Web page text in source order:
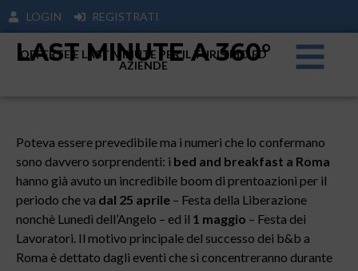
LOGIN REGISTRATI
LAST MINUTE A 360°
OFFERTE E LAST MINUTE PER IL TURISIMO ED
AZIENDE
Poteva essere prevedibile ma i numeri che lo confermano
sono davvero sorprendenti: i bed and breakfast a Roma
hanno già avuto un incredibile boom di prentoazioni per il
periodo che va dal 25 aprile – Festa della Liberazione
nonchè Lunedì dell’Angelo – ed il 1 maggio – Festa dei
Lavoratori. Il motivo principale del successo dei b&b a
Roma è dettato dagli eventi che si concentreranno durante